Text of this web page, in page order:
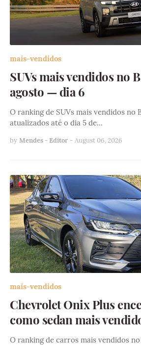
mais-vendidos
SUVs mais vendidos no
agosto — dia 6
O ranking de SUVs mais vendidos no
atualizados até o dia 5 de…
by Mendes - Editor - August 06, 2026
mais-vendidos
Chevrolet Onix Plus
como sedan mais
O ranking de carros mais vendidos